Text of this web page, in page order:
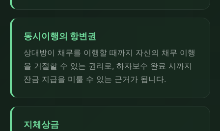
동시이행의 항변권
상대방이 채무를 이행할 때까지 자신의 채무 이행
을 거절할 수 있는 권리로, 하자보수 완료 시까지
잔금 지급을 미룰 수 있는 근거가 됩니다.
지체상금